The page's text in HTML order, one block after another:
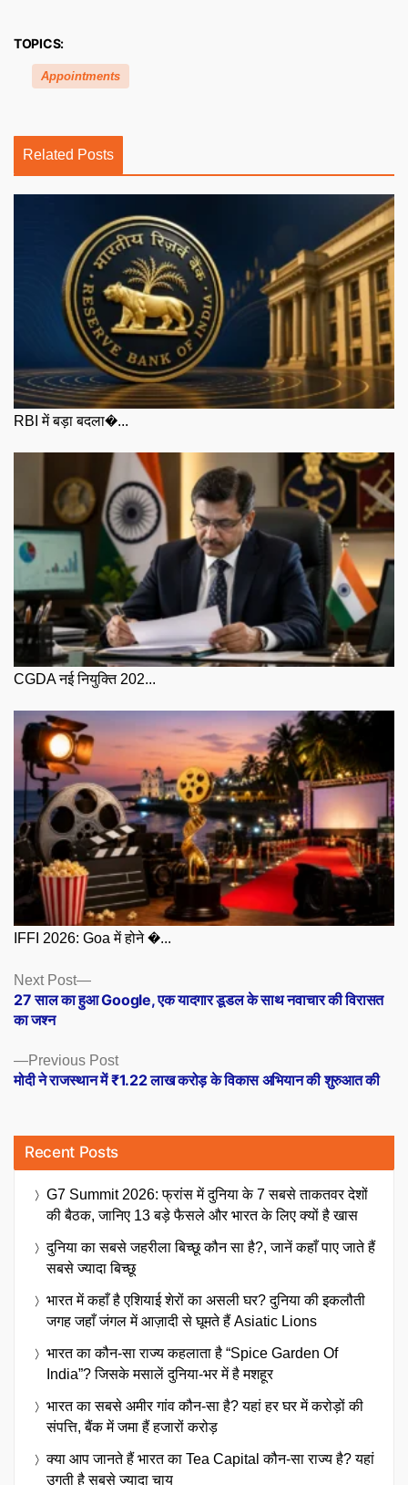
TOPICS:
Appointments
Related Posts
RBI में बड़ा बदला�...
CGDA नई नियुक्ति 202...
IFFI 2026: Goa में होने �...
Posts
navigation
Previous PostPrevious
post:
मोदी ने राजस्थान में ₹1.22 लाख करोड़ के विकास अभियान की शुरुआत की
Next Post
Next
post:
27 साल का हुआ Google, एक यादगार डूडल के साथ नवाचार की विरासत
का जश्न
Recent Posts
G7 Summit 2026: फ्रांस में दुनिया के 7 सबसे ताकतवर देशों
की बैठक, जानिए 13 बड़े फैसले और भारत के लिए क्यों है खास
दुनिया का सबसे जहरीला बिच्छू कौन सा है?, जानें कहाँ पाए जाते हैं
सबसे ज्यादा बिच्छू
भारत में कहाँ है एशियाई शेरों का असली घर? दुनिया की इकलौती
जगह जहाँ जंगल में आज़ादी से घूमते हैं Asiatic Lions
भारत का कौन-सा राज्य कहलाता है “Spice Garden Of
India”? जिसके मसालें दुनिया-भर में है मशहूर
भारत का सबसे अमीर गांव कौन-सा है? यहां हर घर में करोड़ों की
संपत्ति, बैंक में जमा हैं हजारों करोड़
क्या आप जानते हैं भारत का Tea Capital कौन-सा राज्य है? यहां
उगती है सबसे ज्यादा चाय